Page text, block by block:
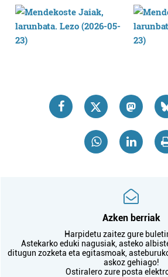
Azken berriak
Harpidetu zaitez gure
Astekarko eduki nagusiak, asteko
ditugun zozketa eta egitasmoak,
askoz gehiago!
Ostiralero zure posta